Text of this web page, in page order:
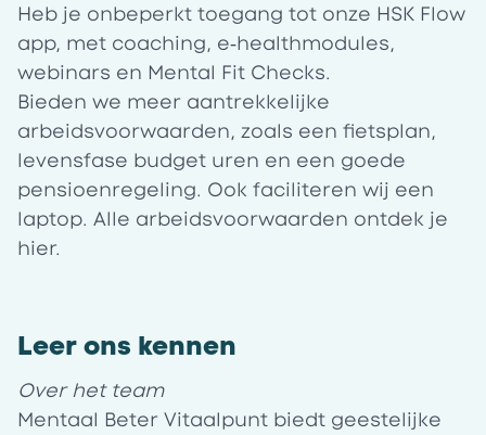
Heb je onbeperkt toegang tot onze HSK Flow
app, met coaching, e‑healthmodules,
webinars en Mental Fit Checks.
Bieden we meer aantrekkelijke
arbeidsvoorwaarden, zoals een fietsplan,
levensfase budget uren en een goede
pensioenregeling. Ook faciliteren wij een
laptop. Alle arbeidsvoorwaarden ontdek je
hier.
Leer ons kennen
Over het team
Mentaal Beter Vitaalpunt biedt geestelijke